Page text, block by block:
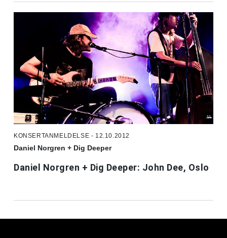
KONSERTANMELDELSE - 12.10.2012
Daniel Norgren + Dig Deeper
Daniel Norgren + Dig Deeper: John Dee, Oslo